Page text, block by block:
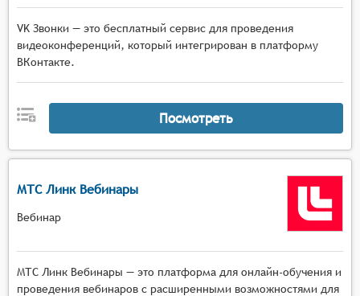
VK Звонки — это бесплатный сервис для проведения
видеоконференций, который интегрирован в платформу
ВКонтакте.
Посмотреть
МТС Линк Вебинары
Вебинар
МТС Линк Вебинары — это платформа для онлайн-обучения и
проведения вебинаров с расширенными возможностями для